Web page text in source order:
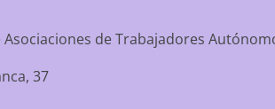
de Trabajadores
37